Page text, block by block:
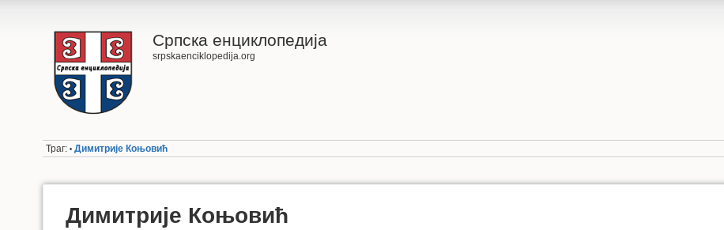
Српска енциклопедија
srpskaenciklopedija.org
Траг: • Димитрије Коњовић
Димитрије Коњовић